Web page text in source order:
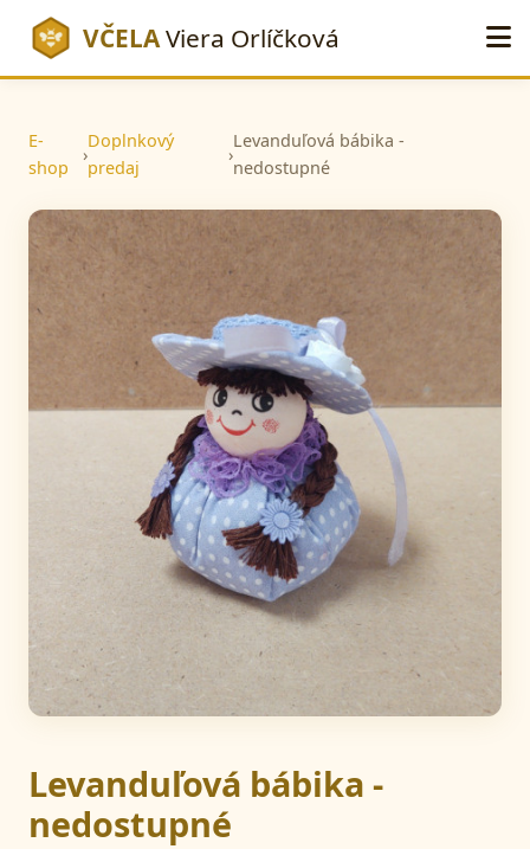
VČELAViera Orlíčková
E-
shop
›
Doplnkový
predaj
›
Levanduľová bábika -
nedostupné
Levanduľová bábika -
nedostupné